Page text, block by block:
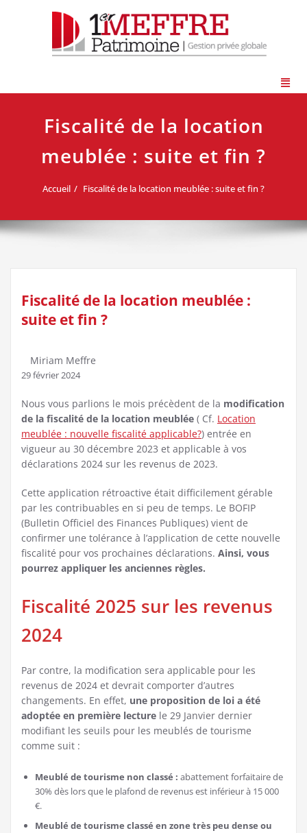
Fiscalité de la location
meublée : suite et fin ?
Accueil Fiscalité de la location meublée : suite et fin ?
Fiscalité de la location meublée :
suite et fin ?
Miriam Meffre
29 février 2024
Nous vous parlions le mois précèdent de la modification
de la fiscalité de la location meublée ( Cf. Location
meublée : nouvelle fiscalité applicable?) entrée en
vigueur au 30 décembre 2023 et applicable à vos
déclarations 2024 sur les revenus de 2023.
Cette application rétroactive était difficilement gérable
par les contribuables en si peu de temps. Le BOFIP
(Bulletin Officiel des Finances Publiques) vient de
confirmer une tolérance à l’application de cette nouvelle
fiscalité pour vos prochaines déclarations. Ainsi, vous
pourrez appliquer les anciennes règles.
Fiscalité 2025 sur les revenus
2024
Par contre, la modification sera applicable pour les
revenus de 2024 et devrait comporter d’autres
changements. En effet, une proposition de loi a été
adoptée en première lecture le 29 Janvier dernier
modifiant les seuils pour les meublés de tourisme
comme suit :
Meublé de tourisme non classé : abattement forfaitaire de
30% dès lors que le plafond de revenus est inférieur à 15 000
€.
Meublé de tourisme classé en zone très peu dense ou